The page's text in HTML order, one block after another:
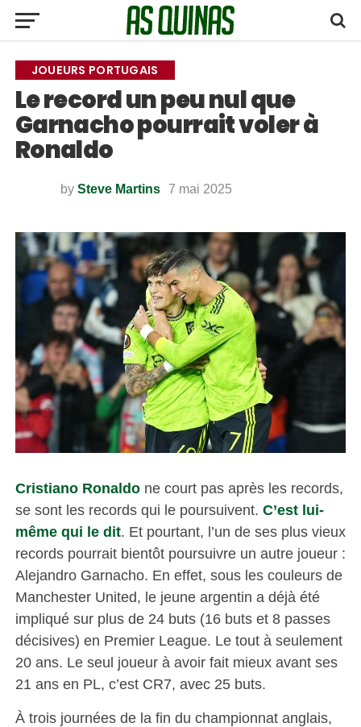
JOUEURS PORTUGAIS
Le record un peu nul que
Garnacho pourrait voler à
Ronaldo
by Steve Martins 7 mai 2025
Cristiano Ronaldone court pas après les records,
se sont les records qui le poursuivent. C’est lui-
même qui le dit. Et pourtant, l’un de ses plus vieux
records pourrait bientôt poursuivre un autre joueur :
Alejandro Garnacho. En effet, sous les couleurs de
Manchester United, le jeune argentin a déjà été
impliqué sur plus de 24 buts (16 buts et 8 passes
décisives) en Premier League. Le tout à seulement
20 ans. Le seul joueur à avoir fait mieux avant ses
21 ans en PL, c’est CR7, avec 25 buts.
À trois journées de la fin du championnat anglais,